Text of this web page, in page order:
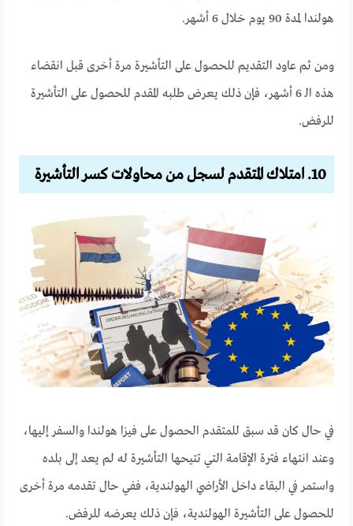
هولندا لمدة 90 يوم خلال 6 أشهر.
ومن ثم عاود التقديم للحصول على التأشيرة مرة أخرى قبل انقضاء
هذه الـ 6 أشهر، فإن ذلك يعرض طلبه المقدم للحصول على التأشيرة
للرفض.
10. امتلاك المتقدم لسجل من محاولات كسر التأشيرة
في حال كان قد سبق للمتقدم الحصول على فيزا هولندا والسفر إليها،
وعند انتهاء فترة الإقامة التي تتيحها التأشيرة له لم يعد إلى بلده
واستمر في البقاء داخل الأراضي الهولندية، ففي حال تقدمه مرة أخرى
للحصول على التأشيرة الهولندية، فإن ذلك يعرضه للرفض.